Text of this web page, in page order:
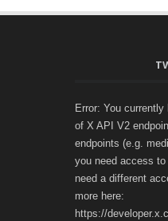
Error: You
of X API V2
endpoints (e.g.
you need access
need a different
more here:
https://